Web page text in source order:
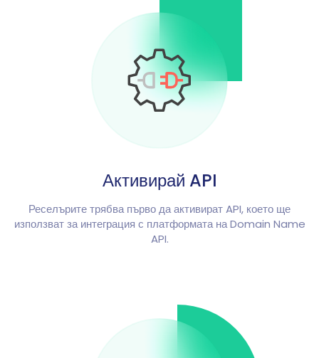
Активирай API
Реселърите трябва първо да активират API, което ще
използват за интеграция с платформата на Domain Name
API.